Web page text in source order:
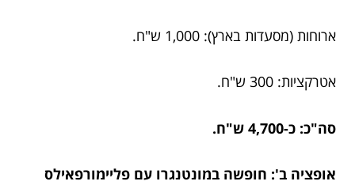
ארוחות (מסעדות בארץ): 1,000 ש"ח.
אטרקציות: 300 ש"ח.
סה"כ: כ-4,700 ש"ח.
אופציה ב': חופשה במונטנגרו עם פליימורפאילס